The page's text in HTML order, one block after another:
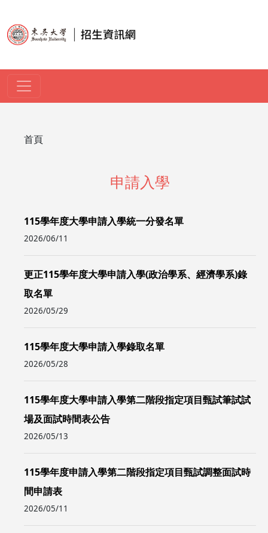
導航連結
首頁
申請入學
115學年度大學申請入學統一分發名單
2026/06/11
更正115學年度大學申請入學(政治學系、經濟學系)錄
取名單
2026/05/29
115學年度大學申請入學錄取名單
2026/05/28
115學年度大學申請入學第二階段指定項目甄試筆試試
場及面試時間表公告
2026/05/13
115學年度申請入學第二階段指定項目甄試調整面試時
間申請表
2026/05/11